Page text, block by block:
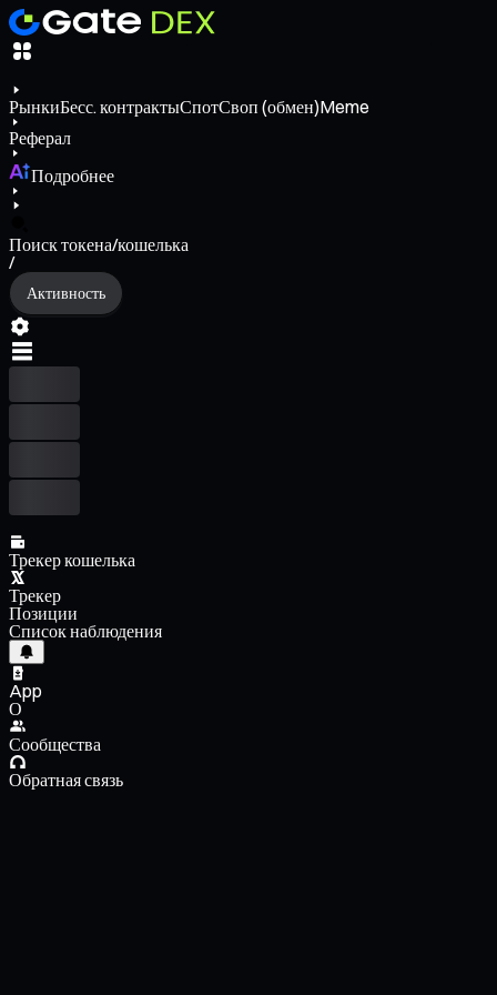
РынкиБесс. контрактыСпотСвоп (обмен)Meme
Реферал
Подробнее
Поиск токена/кошелька
/
Активность
Трекер кошелька
Трекер
Позиции
Список наблюдения
App
О
Сообщества
Обратная связь